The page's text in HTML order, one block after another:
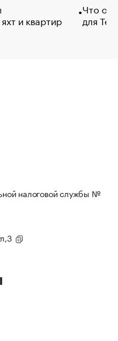
и квартир
Что
для
налоговой службы №